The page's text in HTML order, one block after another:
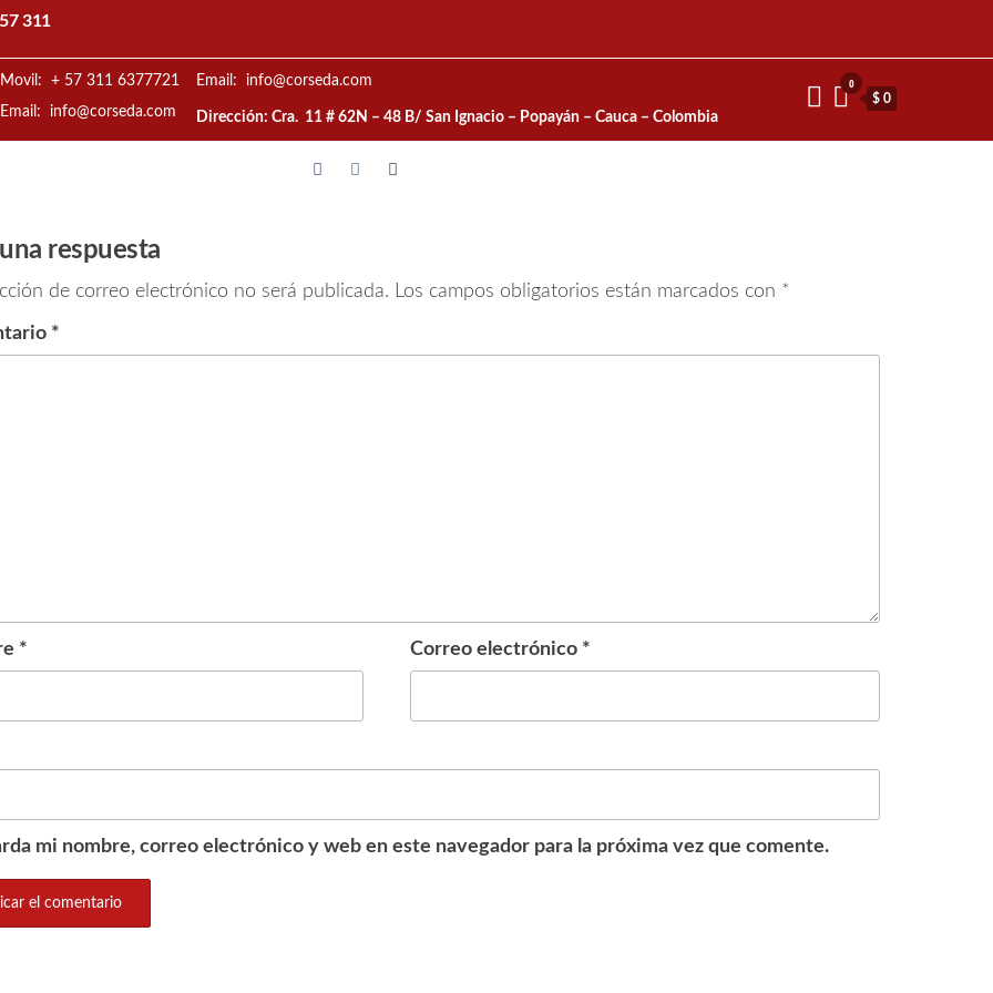
311
Movil: + 57 311 6377721
Email: info@corseda.com
Email: info@corseda.com
Dirección: Cra. 11 # 62N – 48 B/ San Ignacio – Popayán – Cauca – Colombia
0
$ 0
respuesta
de correo electrónico no será publicada. Los campos obligatorios están marcados con *
*
* Correo electrónico *
mi nombre, correo electrónico y web en este navegador para la próxima vez que comente.